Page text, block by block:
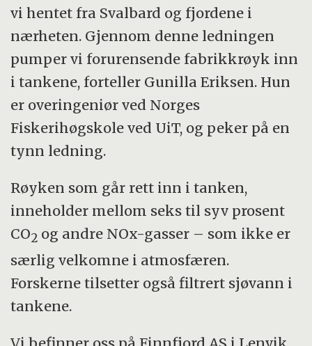
vi hentet fra Svalbard og fjordene i
nærheten. Gjennom denne ledningen
pumper vi forurensende fabrikkrøyk inn
i tankene, forteller Gunilla Eriksen. Hun
er overingeniør ved Norges
Fiskerihøgskole ved UiT, og peker på en
tynn ledning.
Røyken som går rett inn i tanken,
inneholder mellom seks til syv prosent
CO2 og andre NOx-gasser – som ikke er
særlig velkomne i atmosfæren.
Forskerne tilsetter også filtrert sjøvann i
tankene.